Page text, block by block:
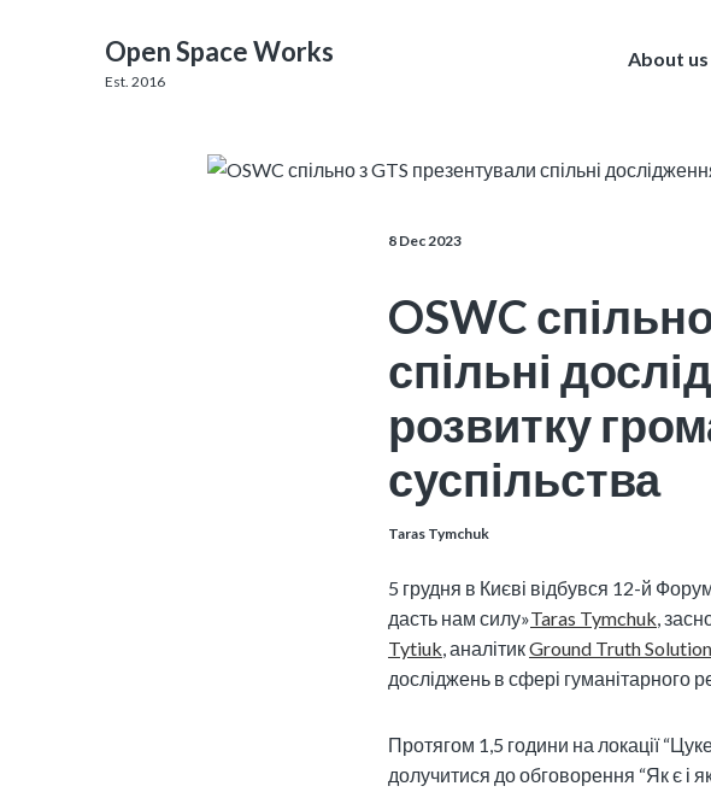
Open Space Works
Est. 2016
About us
8 Dec 2023
OSWC
спільні
розвитку
суспільства
Taras Tymchuk
5 грудня в Києві відбувся 12-й
дасть нам силу»Taras Tymchuk,
Tytiuk, аналітикGround Truth
досліджень в сфері гуманітарного
Протягом 1,5 години на локації
долучитися до обговорення “Як є і